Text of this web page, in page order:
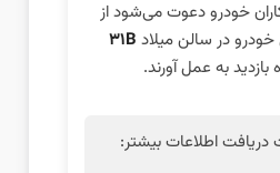
خودرو دعوت می‌شود از
در سالن میلاد 31B
بازدید به عمل آورند.
اطلاعات بیشتر: